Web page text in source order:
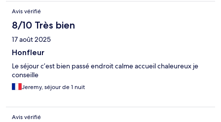
Avis vérifié
8/10 Très bien
17 août 2025
Honfleur
Le séjour c’est bien passé endroit calme accueil chaleureux je
conseille
Jeremy, séjour de 1 nuit
Avis vérifié